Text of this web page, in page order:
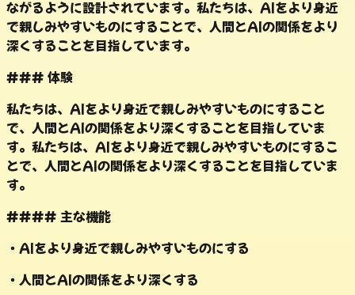
ながるように設計されています。私たちは、AIをより身近
で親しみやすいものにすることで、人間とAIの関係をより
深くすることを目指しています。
### 体験
私たちは、AIをより身近で親しみやすいものにすること
で、人間とAIの関係をより深くすることを目指していま
す。私たちは、AIをより身近で親しみやすいものにするこ
とで、人間とAIの関係をより深くすることを目指していま
す。
#### 主な機能
・ AIをより身近で親しみやすいものにする
・ 人間とAIの関係をより深くする